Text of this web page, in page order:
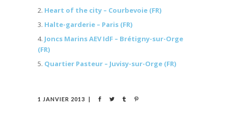
Heart of the city – Courbevoie (FR)
Halte-garderie – Paris (FR)
Joncs Marins AEV IdF – Brétigny-sur-Orge
(FR)
Quartier Pasteur – Juvisy-sur-Orge (FR)
1 JANVIER 2013